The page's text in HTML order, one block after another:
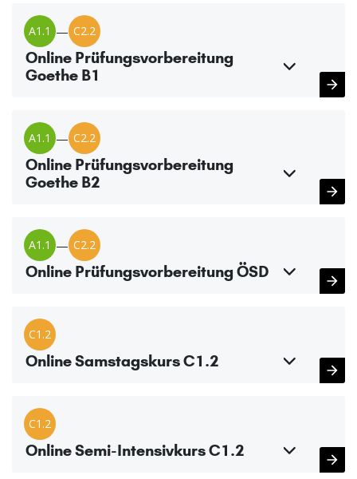
A1.1 — C2.2
Online Prüfungsvorbereitung
Goethe B1
A1.1 — C2.2
Online Prüfungsvorbereitung
Goethe B2
A1.1 — C2.2
Online Prüfungsvorbereitung ÖSD
C1.2
Online Samstagskurs C1.2
C1.2
Online Semi-Intensivkurs C1.2